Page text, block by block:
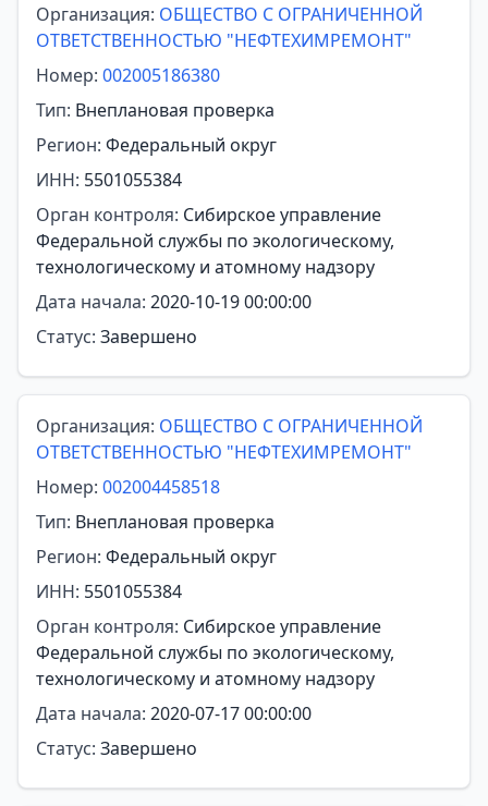
Организация: ОБЩЕСТВО С ОГРАНИЧЕННОЙ
ОТВЕТСТВЕННОСТЬЮ "НЕФТЕХИМРЕМОНТ"
Номер: 002005186380
Тип: Внеплановая проверка
Регион: Федеральный округ
ИНН: 5501055384
Орган контроля: Сибирское управление
Федеральной службы по экологическому,
технологическому и атомному надзору
Дата начала: 2020-10-19 00:00:00
Статус: Завершено
Организация: ОБЩЕСТВО С ОГРАНИЧЕННОЙ
ОТВЕТСТВЕННОСТЬЮ "НЕФТЕХИМРЕМОНТ"
Номер: 002004458518
Тип: Внеплановая проверка
Регион: Федеральный округ
ИНН: 5501055384
Орган контроля: Сибирское управление
Федеральной службы по экологическому,
технологическому и атомному надзору
Дата начала: 2020-07-17 00:00:00
Статус: Завершено